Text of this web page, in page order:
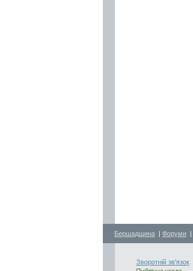
Бершадщина | Форуми |
Зворотній зв'язок